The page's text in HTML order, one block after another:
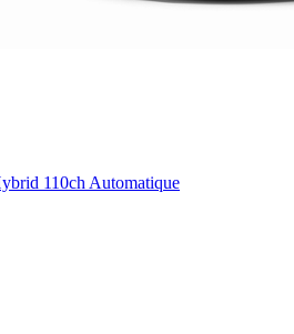
110ch Automatique